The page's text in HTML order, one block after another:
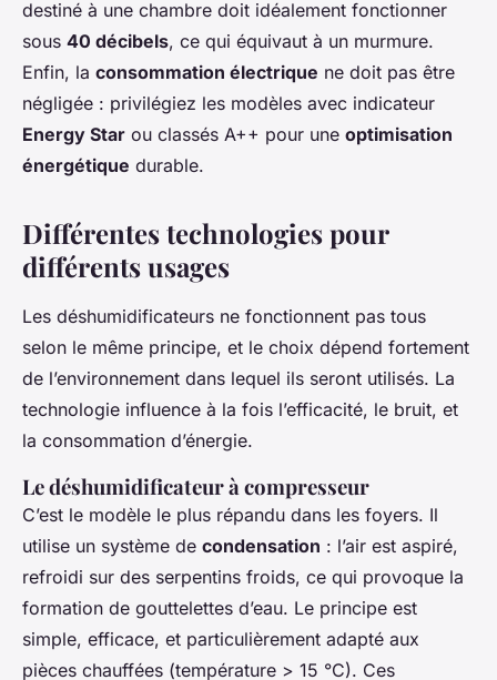
destiné à une chambre doit idéalement fonctionner
sous 40 décibels, ce qui équivaut à un murmure.
Enfin, la consommation électrique ne doit pas être
négligée : privilégiez les modèles avec indicateur
Energy Star ou classés A++ pour une optimisation
énergétique durable.
Différentes technologies pour
différents usages
Les déshumidificateurs ne fonctionnent pas tous
selon le même principe, et le choix dépend fortement
de l’environnement dans lequel ils seront utilisés. La
technologie influence à la fois l’efficacité, le bruit, et
la consommation d’énergie.
Le déshumidificateur à compresseur
C’est le modèle le plus répandu dans les foyers. Il
utilise un système de condensation : l’air est aspiré,
refroidi sur des serpentins froids, ce qui provoque la
formation de gouttelettes d’eau. Le principe est
simple, efficace, et particulièrement adapté aux
pièces chauffées (température > 15 °C). Ces